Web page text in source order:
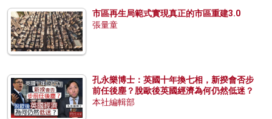
市區再生局範式實現真正的市區重建3.0
張量童
孔永樂博士：英國十年換七相，新揆會否步
前任後塵？脫歐後英國經濟為何仍然低迷？
本社編輯部